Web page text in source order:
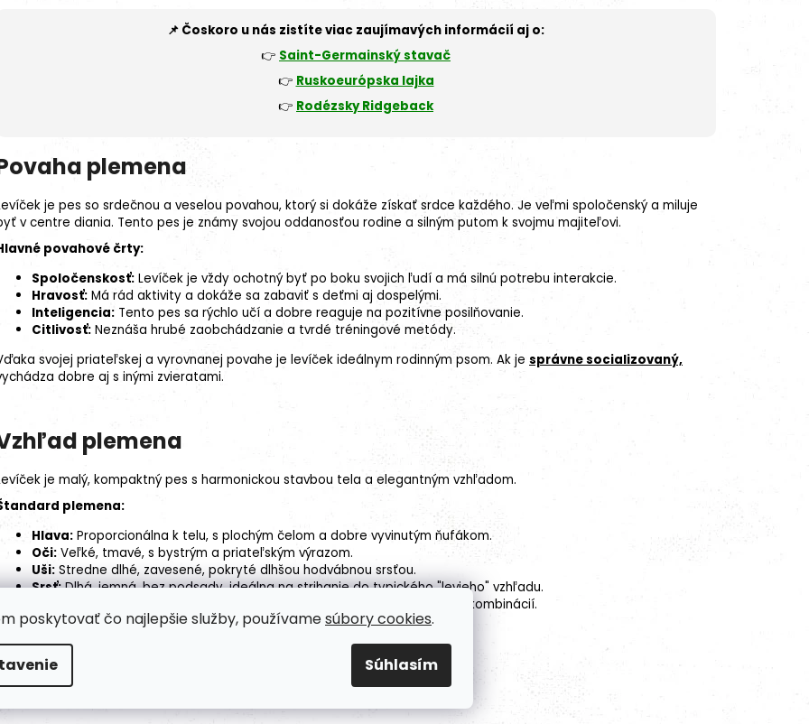
poskytovať čo najlepšie služby, používamesúbory cookies.
Súhlasím
📌 Čoskoro u nás zistíte viac zaujímavých informácií aj o:
👉 Saint-Germainský stavač
👉 Ruskoeurópska lajka
👉 Rodézsky Ridgeback
plemena
je pes so srdečnou a veselou povahou, ktorý si dokáže získať srdce každého. Je veľmi spoločenský a miluje
v centre diania. Tento pes je známy svojou oddanosťou rodine a silným putom k svojmu majiteľovi.
povahové črty:
Spoločenskosť: Levíček je vždy ochotný byť po boku svojich ľudí a má silnú potrebu interakcie.
Hravosť: Má rád aktivity a dokáže sa zabaviť s deťmi aj dospelými.
Inteligencia: Tento pes sa rýchlo učí a dobre reaguje na pozitívne posilňovanie.
Citlivosť: Neznáša hrubé zaobchádzanie a tvrdé tréningové metódy.
svojej priateľskej a vyrovnanej povahe je levíček ideálnym rodinným psom. Ak je správne socializovaný,
dobre aj s inými zvieratami.
plemena
je malý, kompaktný pes s harmonickou stavbou tela a elegantným vzhľadom.
plemena:
Hlava: Proporcionálna k telu, s plochým čelom a dobre vyvinutým ňufákom.
Oči: Veľké, tmavé, s bystrým a priateľským výrazom.
Uši: Stredne dlhé, zavesené, pokryté dlhšou hodvábnou srsťou.
Srsť:Dlhá, jemná, bez podsady, ideálna na strihanie do typického "levieho" vzhľadu.
Rôzne farebné variácie, vrátane čiernej, bielej, hnedej alebo ich kombinácií.
Chvost:Vysoko nesený, s charakteristickým chumáčom na konci.